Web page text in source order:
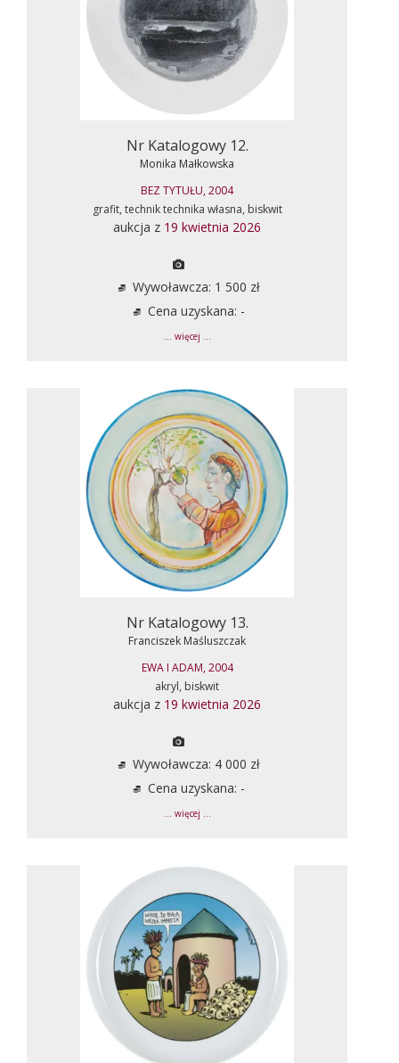
Nr Katalogowy 12.
Monika Małkowska
BEZ TYTUŁU, 2004
grafit, technik technika własna, biskwit
aukcja z 19 kwietnia 2026
Wywoławcza: 1 500 zł
Cena uzyskana: -
... więcej ...
Nr Katalogowy 13.
Franciszek Maśluszczak
EWA I ADAM, 2004
akryl, biskwit
aukcja z 19 kwietnia 2026
Wywoławcza: 4 000 zł
Cena uzyskana: -
... więcej ...